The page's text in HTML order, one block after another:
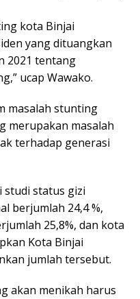
kota Binjai
yang dituangkan
2021 tentang
ucap Wawako.
masalah stunting
merupakan masalah
terhadap generasi
studi status gizi
berjumlah 24,4 %,
25,8%, dan kota
Kota Binjai
jumlah tersebut.
akan menikah harus